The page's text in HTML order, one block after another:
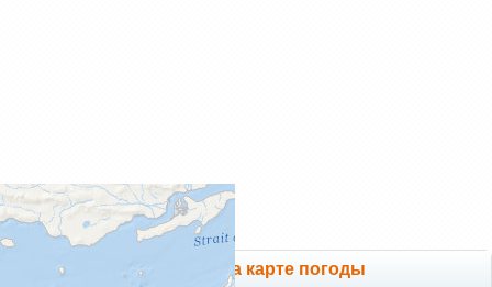
Фуджейра на карте погоды